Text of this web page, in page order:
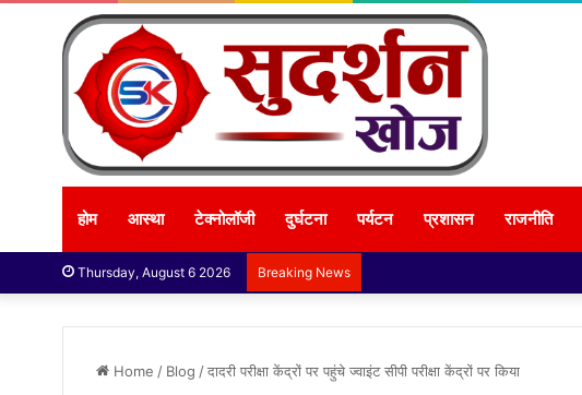
होम आस्था टेक्नोलॉजी दुर्घटना पर्यटन प्रशासन राजनीति
Thursday, August 6 2026 Breaking News
Home / Blog /दादरी परीक्षा केंद्रों पर पहुंचे ज्वाइंट सीपी परीक्षा केंद्रों पर किया